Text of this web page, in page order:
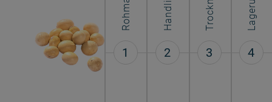
1
Handling
2
Trocknen
3 4